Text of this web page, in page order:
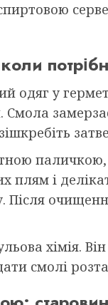
одяг у
плям і
хімія.
смолі